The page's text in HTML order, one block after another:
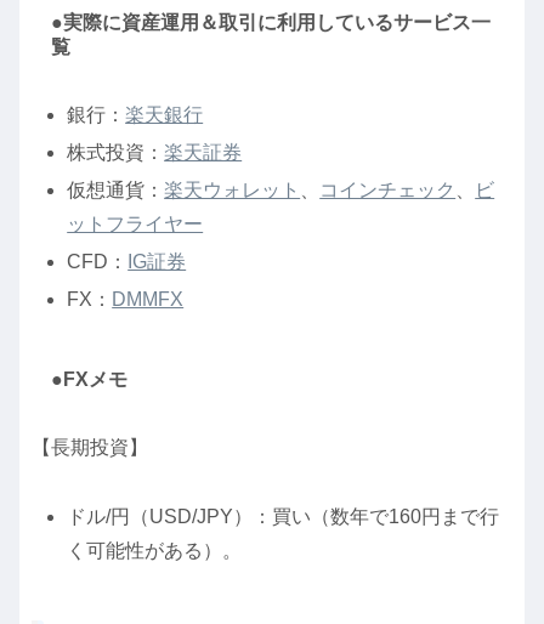
●実際に資産運用＆取引に利用しているサービス一
覧
銀行：楽天銀行
株式投資：楽天証券
仮想通貨：楽天ウォレット コインチェック
ビ
ットフライヤー
CFD：
IG証券
FX： DMMFX
●FXメモ
【長期投資】
ドル/円（USD/JPY）：買い（数年で160円まで行
く可能性がある）。